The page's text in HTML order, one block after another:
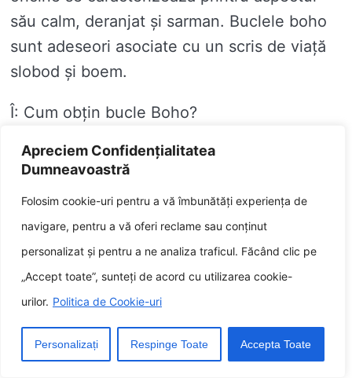
Apreciem Confidențialitatea
Dumneavoastră
Folosim cookie-uri pentru a vă îmbunătăți experiența de
navigare, pentru a vă oferi reclame sau conținut
personalizat și pentru a ne analiza traficul. Făcând clic pe
„Accept toate”, sunteți de acord cu utilizarea cookie-
urilor. Politica de Cookie-uri
Personalizați Respinge Toate Accepta Toate
său calm, deranjat și sarman. Buclele boho
sunt adeseori asociate cu un scris de viață
slobod și boem.
Î: Cum obțin bucle Boho?
R: Există câteva moduri diferite de a obține
bucle Boho. Puteți prii un ondulator sau un
uscător de păr cu un auxiliar difuzor despre
a pricinui valuri libere, de plajă. De analog,
poți prii un negot de texturare despre a
adăuga amploare și definiție buclelor tale.
Curls?